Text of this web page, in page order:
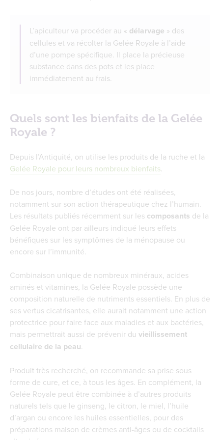
L’apiculteur va procéder au « délarvage » des
cellules et va récolter la Gelée Royale à l’aide
d’une pompe spécifique. Il place la précieuse
substance dans des pots et les place
immédiatement au frais.
Quels sont les bienfaits de la Gelée
Royale ?
Depuis l’Antiquité, on utilise les produits de la ruche et la
Gelée Royale pour leurs nombreux bienfaits.
De nos jours, nombre d’études ont été réalisées,
notamment sur son action thérapeutique chez l’humain.
Les résultats publiés récemment sur les composants de la
Gelée Royale ont par ailleurs indiqué leurs effets
bénéfiques sur les symptômes de la ménopause ou
encore sur l’immunité.
Combinaison unique de nombreux minéraux, acides
aminés et vitamines, la Gelée Royale possède une
composition naturelle de nutriments essentiels. En plus de
ses vertus cicatrisantes, elle aurait notamment une action
protectrice pour faire face aux maladies et aux bactéries,
mais permettrait aussi de prévenir du vieillissement
cellulaire de la peau.
Produit très recherché, on recommande sa prise sous
forme de cure, et ce, à tous les âges. En complément, la
Gelée Royale peut être combinée à d’autres produits
naturels tels que le ginseng, le citron, le miel, l’huile
d’argan ou encore les huiles essentielles, pour des
préparations maison de crèmes anti-âges ou de cocktails